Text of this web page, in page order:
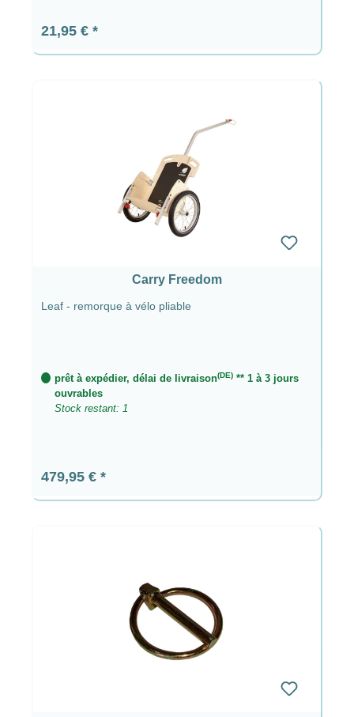
Prix régulier :
21,95 €
Carry Freedom
Leaf - remorque à vélo pliable
prêt à expédier, délai de livraison(DE) ** 1 à 3 jours
ouvrables
Stock restant: 1
Prix régulier :
479,95 €